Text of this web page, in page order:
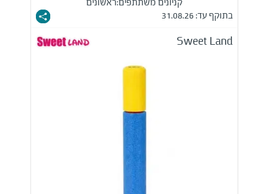
קניונים משתתפים:ראשונים
בתוקף עד: 31.08.26
Sweet Land